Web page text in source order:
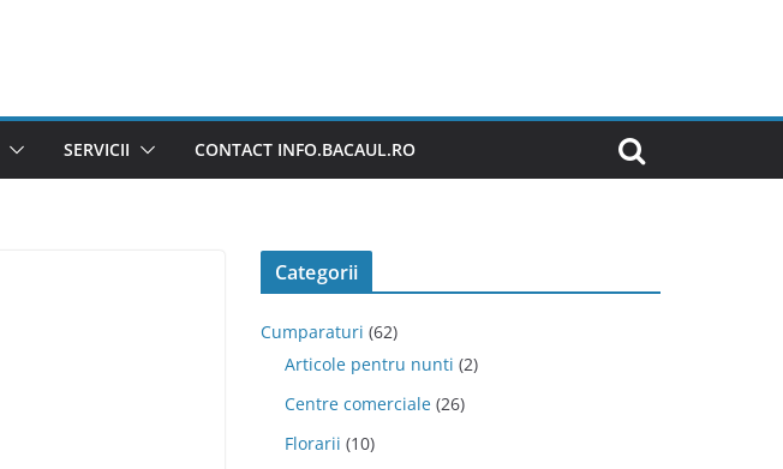
SERVICII CONTACT INFO.BACAUL.RO
Categorii
Cumparaturi (62)
Articole pentru nunti (2)
Centre comerciale (26)
Florarii (10)